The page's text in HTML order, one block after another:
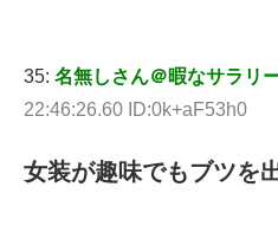
35: 名無しさん＠暇なサラリ
22:46:26.60 ID:0k+aF53h0
女装が趣味でもブツを